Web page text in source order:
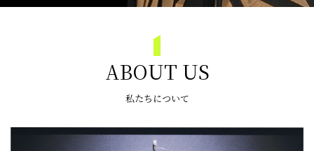
ABOUT US
私たちについて